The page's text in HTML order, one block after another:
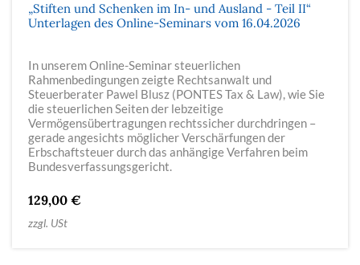
„Stiften und Schenken im In- und Ausland - Teil II“
Unterlagen des Online-Seminars vom 16.04.2026
In unserem Online-Seminar steuerlichen
Rahmenbedingungen zeigte Rechtsanwalt und
Steuerberater Pawel Blusz (PONTES Tax & Law), wie Sie
die steuerlichen Seiten der lebzeitige
Vermögensübertragungen rechtssicher durchdringen –
gerade angesichts möglicher Verschärfungen der
Erbschaftsteuer durch das anhängige Verfahren beim
Bundesverfassungsgericht.
129,00 €
zzgl. USt